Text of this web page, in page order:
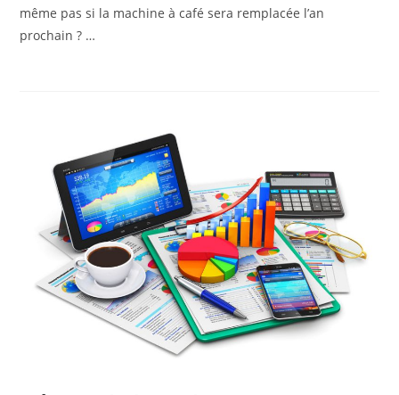
même pas si la machine à café sera remplacée l’an
prochain ? …